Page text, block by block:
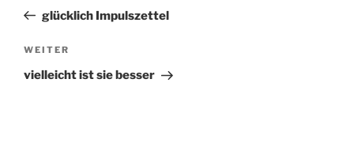
Beitrag
glücklich Impulszettel
Nächster
Beitrag
WEITER
vielleicht ist sie besser